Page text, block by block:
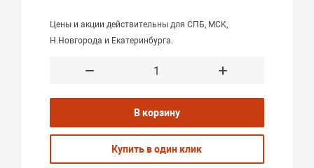
Цены и акции действительны для СПБ, МСК,
Н.Новгорода и Екатеринбурга.
В корзину
Купить в один клик